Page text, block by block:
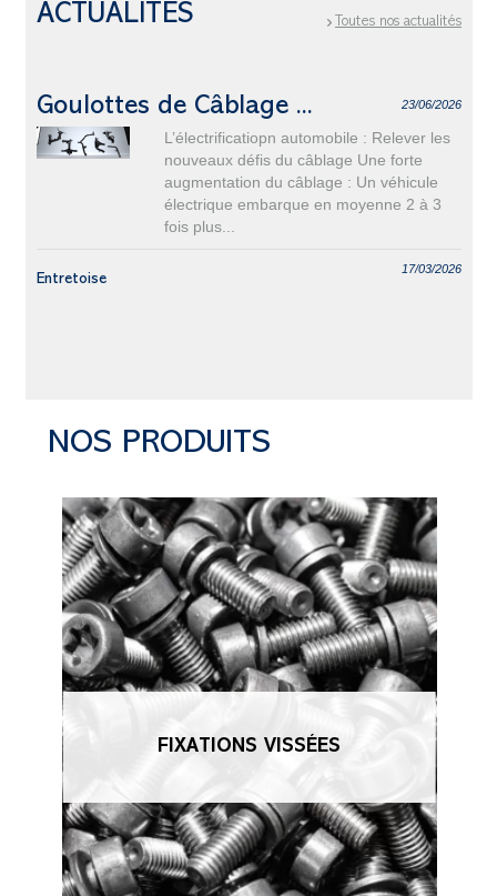
ACTUALITÉS Toutes nos actualités
Goulottes de Câblage ... 23/06/2026
L’électrificatiopn automobile : Relever les
nouveaux défis du câblage Une forte
augmentation du câblage : Un véhicule
électrique embarque en moyenne 2 à 3
fois plus...
Entretoise
17/03/2026
NOS PRODUITS
FIXATIONS VISSÉES